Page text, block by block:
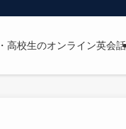
高校生のオンライン英会話